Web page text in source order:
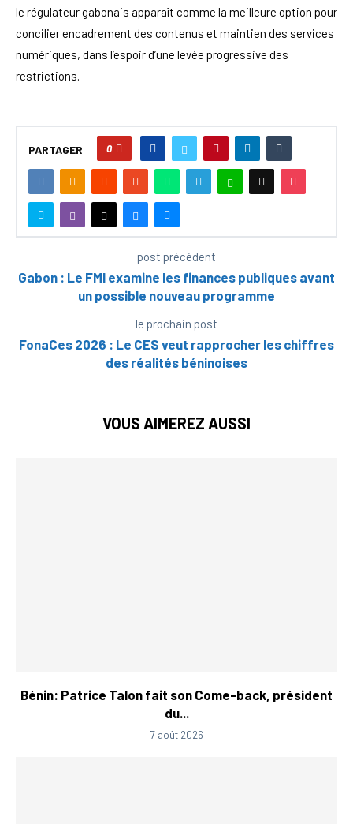
le régulateur gabonais apparaît comme la meilleure option pour
concilier encadrement des contenus et maintien des services
numériques, dans l’espoir d’une levée progressive des
restrictions.
PARTAGER 0
post précédent
Gabon : Le FMI examine les finances publiques avant
un possible nouveau programme
le prochain post
FonaCes 2026 : Le CES veut rapprocher les chiffres
des réalités béninoises
VOUS AIMEREZ AUSSI
Bénin: Patrice Talon fait son Come-back, président
du...
7 août 2026